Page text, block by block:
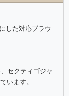
した対応ブラウ
セクティゴジャ
います。